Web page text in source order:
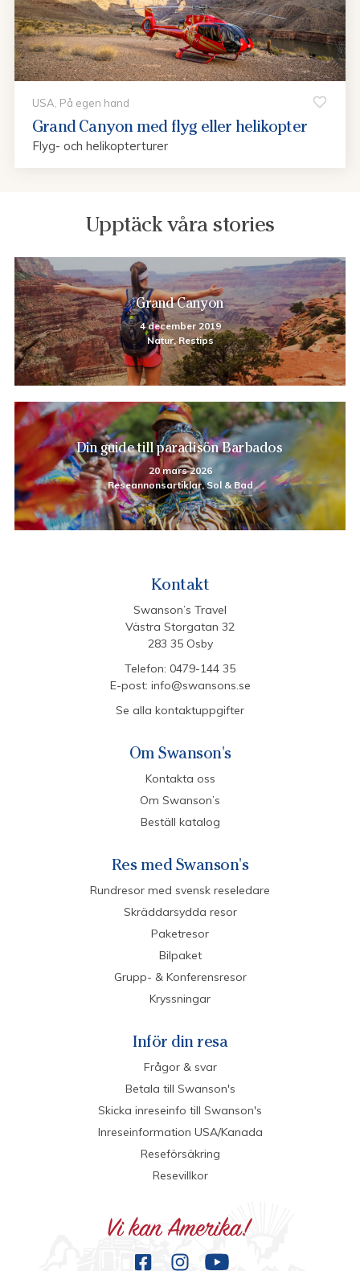
USA, På egen hand
Grand Canyon med flyg eller helikopter
Flyg- och helikopterturer
Upptäck våra stories
Grand Canyon
4 december 2019
Natur, Restips
Din guide till paradisön Barbados
20 mars 2026
Reseannonsartiklar, Sol & Bad
Kontakt
Swanson’s Travel
Västra Storgatan 32
283 35 Osby
Telefon: 0479-144 35
E-post: info@swansons.se
Se alla kontaktuppgifter
Om Swanson's
Kontakta oss
Om Swanson’s
Beställ katalog
Res med Swanson's
Rundresor med svensk reseledare
Skräddarsydda resor
Paketresor
Bilpaket
Grupp- & Konferensresor
Kryssningar
Inför din resa
Frågor & svar
Betala till Swanson's
Skicka inreseinfo till Swanson's
Inreseinformation USA/Kanada
Reseförsäkring
Resevillkor